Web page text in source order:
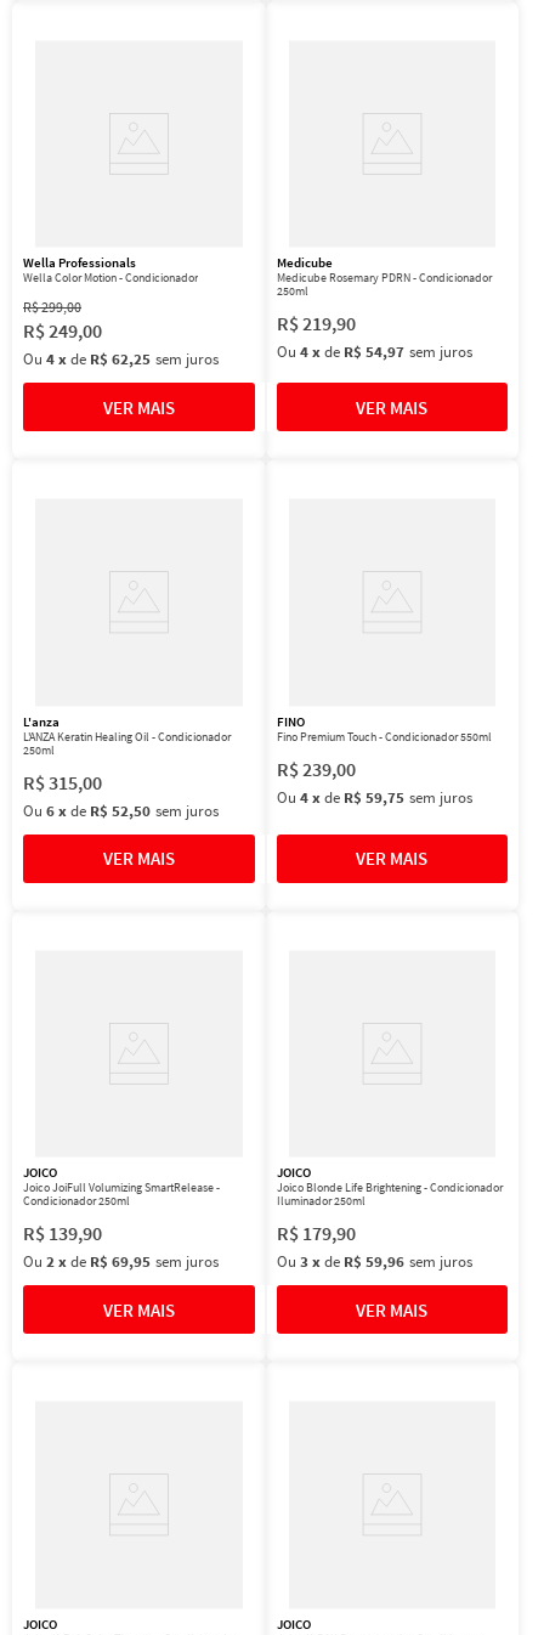
Wella Professionals
Wella Color Motion - Condicionador
R$299,00
R$249,00
Ou 4xde R$ 62,25 sem juros
Medicube
Medicube Rosemary PDRN - Condicionador
250ml
R$219,90
Ou 4 xde R$ 54,97 sem juros
L'anza
L'ANZA Keratin Healing Oil - Condicionador
250ml
R$315,00
Ou 6xde R$ 52,50 sem juros
FINO
Fino Premium Touch - Condicionador 550ml
R$239,00
Ou 4 xde R$ 59,75 sem juros
JOICO
Joico JoiFull Volumizing SmartRelease -
Condicionador 250ml
R$ 139,90
Ou 2xde R$ 69,95 sem juros
JOICO
Joico Blonde Life Brightening - Condicionador
Iluminador 250ml
R$ 179,90
Ou 3 xde R$ 59,96 sem juros
JOICO JOICO